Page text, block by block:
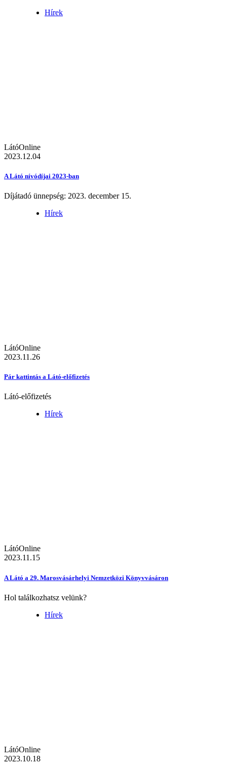
Hírek
LátóOnline
2023.12.04
A Látó nívódíjai 2023-ban
Díjátadó ünnepség: 2023. december 15.
Hírek
LátóOnline
2023.11.26
Pár kattintás a Látó-előfizetés
Látó-előfizetés
Hírek
LátóOnline
2023.11.15
A Látó a 29. Marosvásárhelyi Nemzetközi Könyvvásáron
Hol találkozhatsz velünk?
Hírek
LátóOnline
2023.10.18